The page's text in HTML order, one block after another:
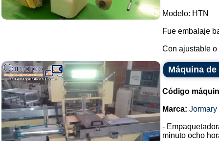
Modelo: HTN
Fue embalaje
Con ajustable o
Máquina
Código
Marca: Jormary
-
minuto ocho